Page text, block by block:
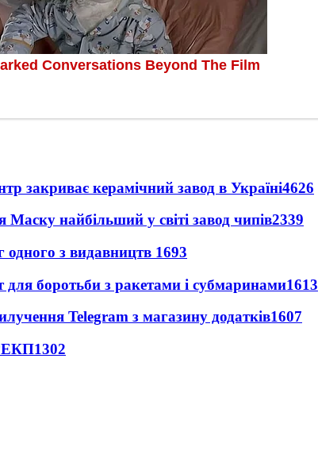
закриває керамічний завод в Україні4626
Маску найбільший у світі завод чипів2339
з видавництв 1693
боротьби з ракетами і субмаринами1613
Telegram з магазину додатків1607
1302